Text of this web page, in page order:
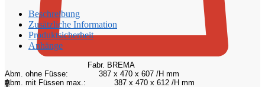
0
Beschreibung
Zusätzliche Information
Produktsicherheit
Anhänge
Fabr. BREMA
Abm. ohne Füsse:
387 x 470 x 607 /H mm
Abm. mit Füssen max.:
387 x 470 x 612 /H mm